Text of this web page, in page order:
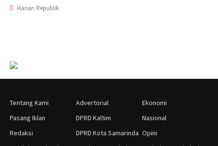
Harian Republik
Tentang Kami
Pasang Iklan
Redaksi
Advertorial
DPRD Kaltim
DPRD Kota Samarinda
Ekonomi
Nasional
Opini